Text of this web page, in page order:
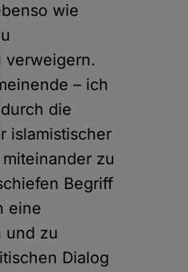
wie
verweigern.
– ich
die
islamistischer
zu
Begriff
eine
und zu
Dialog